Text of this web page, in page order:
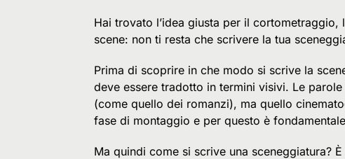
Hai trovato l’idea giusta per il
scene: non ti resta che scrivere la tua
Prima di scoprire in che modo si scrive la
deve essere tradotto in termini visivi. Le
(come quello dei romanzi), ma quello
fase di montaggio e per questo è
Ma quindi come si scrive una sceneggiatura?